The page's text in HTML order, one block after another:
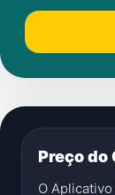
Preço do
O